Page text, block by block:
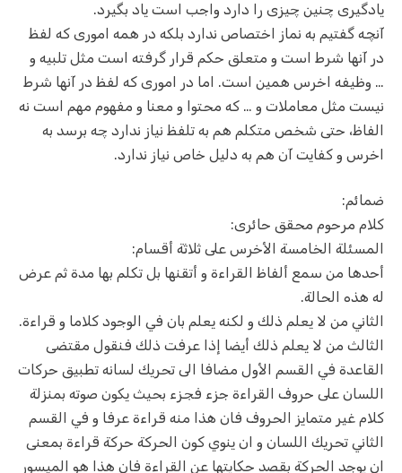
یادگیری چنین چیزی را دارد واجب است یاد بگیرد.
آنچه گفتیم به نماز اختصاص ندارد بلکه در همه اموری که لفظ
در آنها شرط است و متعلق حکم قرار گرفته است مثل تلبیه و
… وظیفه اخرس همین است. اما در اموری که لفظ در آنها شرط
نیست مثل معاملات و … که محتوا و معنا و مفهوم مهم است نه
الفاظ، حتی شخص متکلم هم به تلفظ نیاز ندارد چه برسد به
اخرس و کفایت آن هم به دلیل خاص نیاز ندارد.
ضمائم:
کلام مرحوم محقق حائری:
المسئلة الخامسة الأخرس على ثلاثة أقسام:
أحدها من سمع ألفاظ القراءة و أتقنها بل تكلم بها مدة ثم عرض
له هذه الحالة.
الثاني من لا يعلم ذلك و لكنه يعلم بان في الوجود كلاما و قراءة.
الثالث من لا يعلم ذلك أيضا إذا عرفت ذلك فنقول مقتضى
القاعدة في القسم الأول مضافا الى تحريك لسانه تطبيق حركات
اللسان على حروف القراءة جزء فجزء‌ بحيث يكون صوته بمنزلة
كلام غير متمايز الحروف فان هذا منه قراءة عرفا و في القسم
الثاني تحريك اللسان و ان ينوي كون الحركة حركة قراءة بمعنى
ان يوجد الحركة بقصد حكايتها عن القراءة فان هذا هو الميسور